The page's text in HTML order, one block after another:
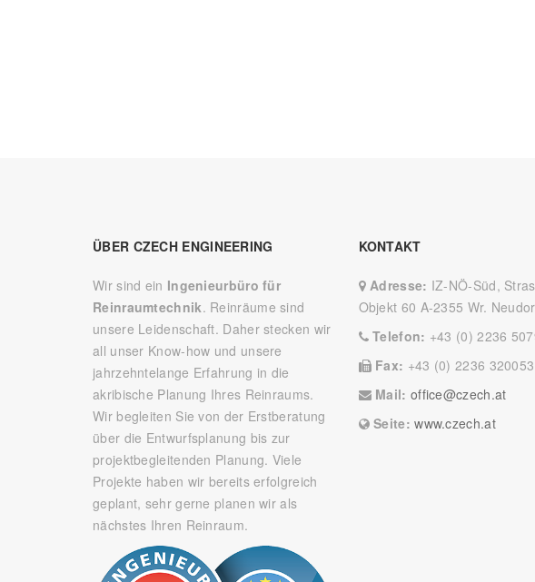
ÜBER CZECH ENGINEERING
Wir sind ein Ingenieurbüro für
Reinraumtechnik. Reinräume sind
unsere Leidenschaft. Daher stecken wir
all unser Know-how und unsere
jahrzehntelange Erfahrung in die
akribische Planung Ihres Reinraums.
Wir begleiten Sie von der Erstberatung
über die Entwurfsplanung bis zur
projektbegleitenden Planung. Viele
Projekte haben wir bereits erfolgreich
geplant, sehr gerne planen wir als
nächstes Ihren Reinraum.
KONTAKT
Adresse: IZ-NÖ-Süd,
Objekt 60 A-2355 Wr.
Telefon: +43 (0) 2236
Fax: +43 (0) 2236
Mail: office@czech.at
Seite:www.czech.at